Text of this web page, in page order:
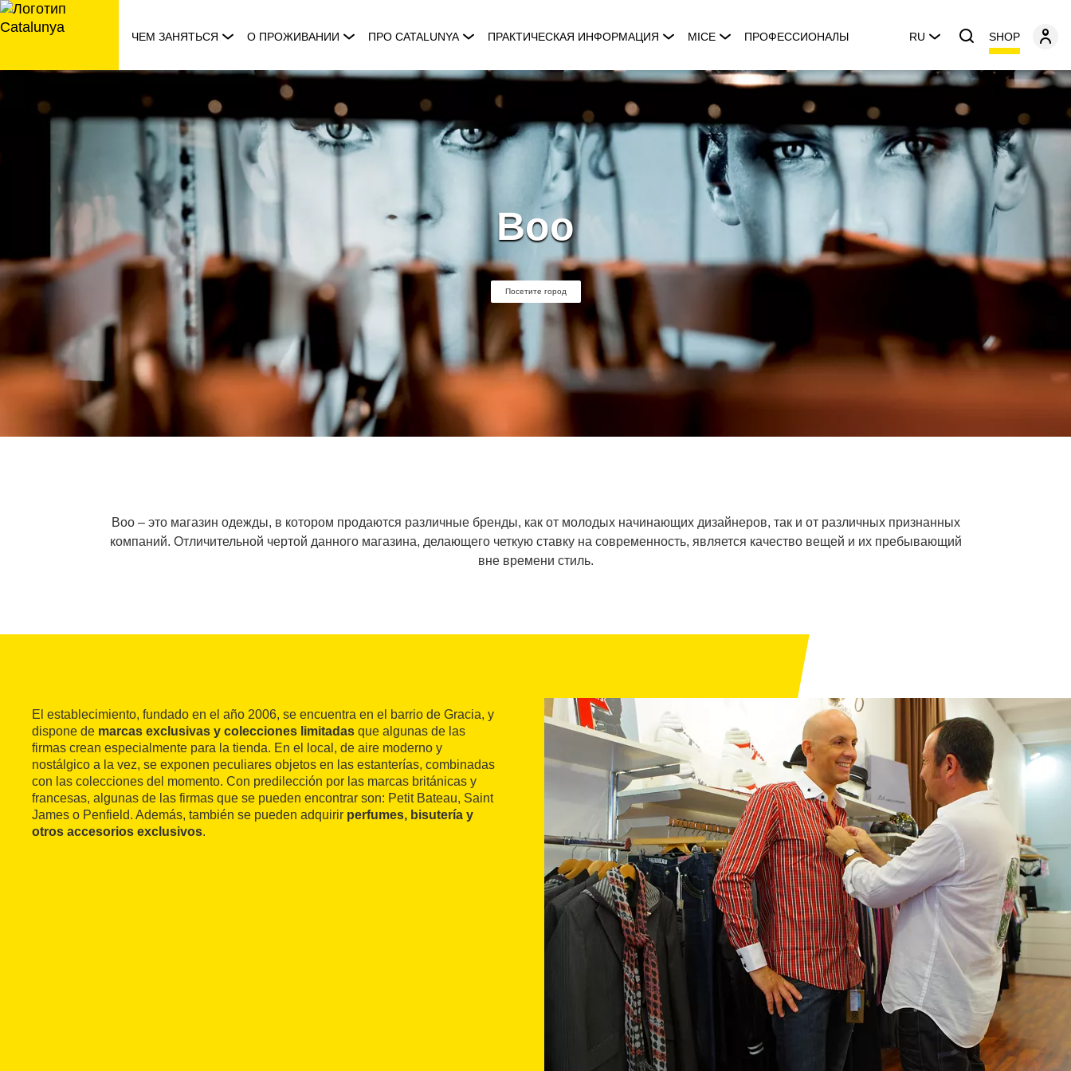
перейти
к
ЧЕМ ЗАНЯТЬСЯ О ПРОЖИВАНИИ ПРО CATALUNYA ПРАКТИЧЕСКАЯ ИНФОРМАЦИЯ MICE ПРОФЕССИОНАЛЫ RU SHOP
Boo
Посетите город
Boo – это магазин одежды, в котором продаются различные бренды, как от молодых начинающих дизайнеров, так и от различных признанных
компаний. Отличительной чертой данного магазина, делающего четкую ставку на современность, является качество вещей и их пребывающий
вне времени стиль.
El establecimiento, fundado en el año 2006, se encuentra en el barrio de Gracia, y
dispone de marcas exclusivas y colecciones limitadas que algunas de las
firmas crean especialmente para la tienda. En el local, de aire moderno y
nostálgico a la vez, se exponen peculiares objetos en las estanterías, combinadas
con las colecciones del momento. Con predilección por las marcas británicas y
francesas, algunas de las firmas que se pueden encontrar son: Petit Bateau, Saint
James o Penfield. Además, también se pueden adquirir perfumes, bisutería y
otros accesorios exclusivos.